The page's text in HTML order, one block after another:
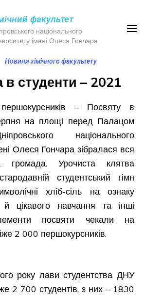
факультет
національного
імені Олеся Гончара
Новини хімічного факультету
в студенти – 2021
– Посвяту в
на площі перед Палацом
національного
Олеся Гончара зібралася вся
громада. Урочиста клятва
студентський гімн
хліб-сіль на ознаку
й цікавого навчання та інші
посвяти чекали на
2 000 першокурсників.
року лави студентства ДНУ
2 700 студентів, з них – 1830